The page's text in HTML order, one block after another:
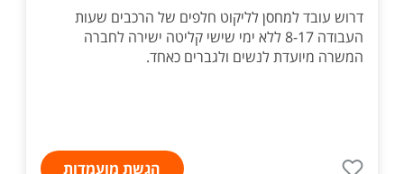
דרוש עובד למחסן לליקוט חלפים של הרכבים שעות
העבודה 8-17 ללא ימי שישי קליטה ישירה לחברה
המשרה מיועדת לנשים ולגברים כאחד.
הגשת מועמדות